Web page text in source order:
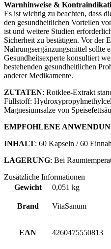
Warnhinweise &
Es ist wichtig zu beachten, dass
den gesundheitlichen Vorteilen
ist und weitere Studien
Sicherheit zu bestätigen. Vor der
Nahrungsergänzungsmittel sollte
Gesundheitsexperte konsultiert
bestehenden gesundheitlichen
anderer Medikamente.
ZUTATEN: Rotklee-Extrakt
Füllstoff:
Magnesiumsalze von
EMPFOHLENE
INHALT: 60 Kapseln / 60
LAGERUNG: Bei
Zusätzliche Informationen
Gewicht
0,051 kg
Brand VitaSanum
EAN 4260475550813